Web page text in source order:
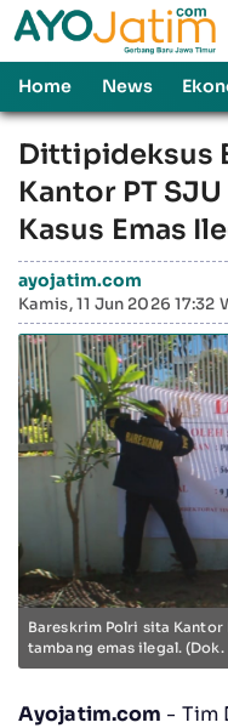
Home News
Dittipideksus
Kantor PT
Kasus Emas
ayojatim.com
Kamis, 11 Jun 2026 17:32
Bareskrim Polri sita Kantor
tambang emas ilegal.
Ayojatim.com - Tim